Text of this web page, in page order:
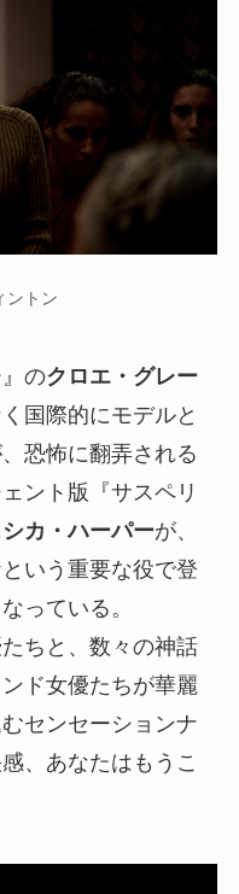
ントン
のクロエ・グレー
国際的にモデルと
恐怖に翻弄される
ント版『サスペリ
カ・ハーパーが、
いう重要な役で登
っている。
ちと、数々の神話
ド女優たちが華麗
センセーションナ
、あなたはもうこ